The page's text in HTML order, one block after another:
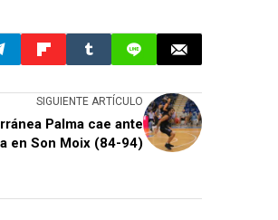
SIGUIENTE ARTÍCULO
Palma cae ante
en Son Moix (84-94)